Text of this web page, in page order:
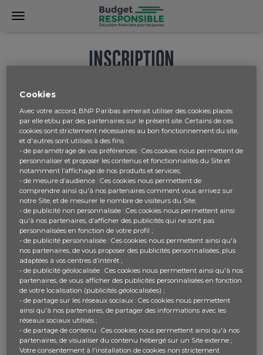
INSCRIPTION
Le mot de passe doit comporter entre 8 et 128 caractères,
contenir au moins une lettre majuscule (A-Z), une lettre
minuscule (a-z), un chiffre (0-9) et un caractère spécial.
Cookies
Avec votre accord, BNP Paribas aimerait utiliser des cookies placés
par elle et/ou par des partenaires sur le présent site. Certains de ces
cookies sont strictement nécessaires au bon fonctionnement du site,
et d'autres sont utilisés à des fins :
- de paramétrage de vos préférences : Ces cookies nous permettent de
personnaliser et proposer les contenus et fonctionnalités du Site et
notamment l’affichage de nos produits et services;
- de mesure d’audience : Ces cookies nous permettent de
comprendre ainsi qu'à nos partenaires comment vous arrivez sur
notre Site, et de mesurer le nombre de visiteurs du Site;
- de publicité non personnalisée : Ces cookies nous permettent ainsi
qu'à nos partenaires, d’afficher des publicités qui ne sont pas
personnalisées en fonction de votre profil ;
- de publicité personnalisée : Ces cookies nous permettent ainsi qu'à
nos partenaires, de vous proposer des publicités personnalisées, plus
adaptées à vos centres d’intérêt ;
- de publicité géolocalisée : Ces cookies nous permettent ainsi qu'à nos
partenaires, de vous afficher des publicités personnalisées en fonction
de votre localisation (publicités géolocalisées) ;
- de partage sur les réseaux sociaux : Ces cookies nous permettent
ainsi qu'à nos partenaires, de partager des informations avec les
réseaux sociaux utilisés ;
- de partage de contenu : Ces cookies nous permettent ainsi qu'à nos
partenaires, de visualiser du contenu hébergé sur un Site externe ;
Votre consentement à l'installation de cookies non strictement